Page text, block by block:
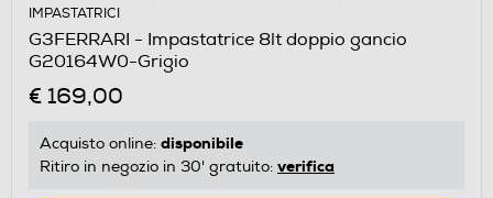
IMPASTATRICI
G3FERRARI - Impastatrice 8lt doppio gancio
G20164W0-Grigio
€ 169,00
Acquisto online: disponibile
Ritiro in negozio in 30' gratuito: verifica